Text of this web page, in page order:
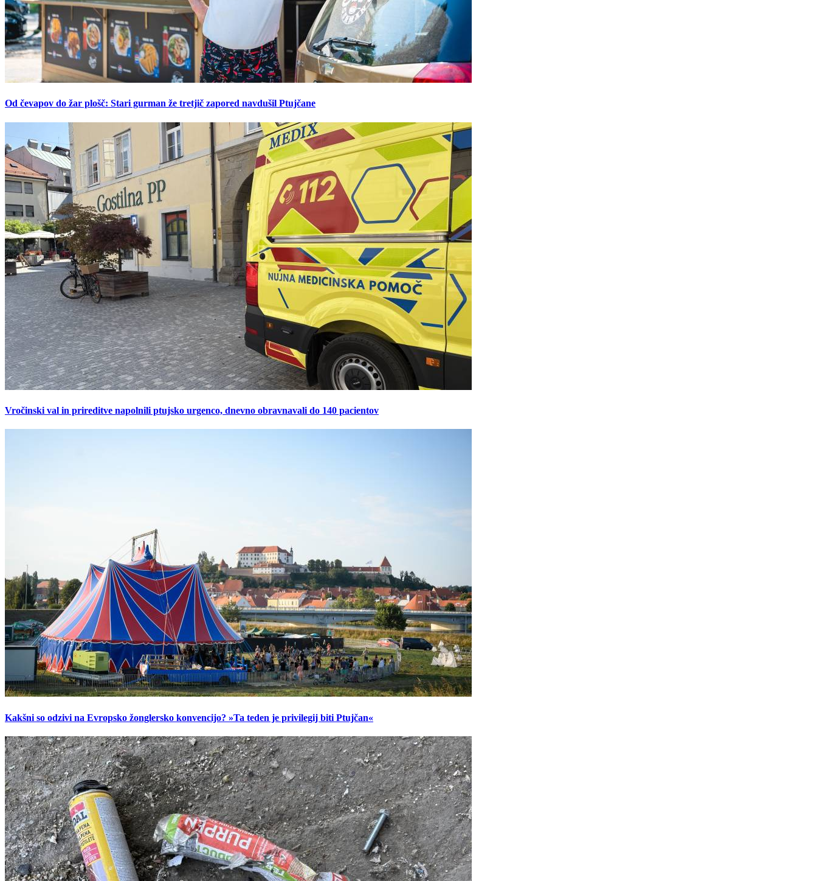
Od čevapov do žar plošč: Stari gurman že tretjič zapored navdušil Ptujčane
Vročinski val in prireditve napolnili ptujsko urgenco, dnevno obravnavali do 140 pacientov
Kakšni so odzivi na Evropsko žonglersko konvencijo? »Ta teden je privilegij biti Ptujčan«
Prijavi se na cajtng